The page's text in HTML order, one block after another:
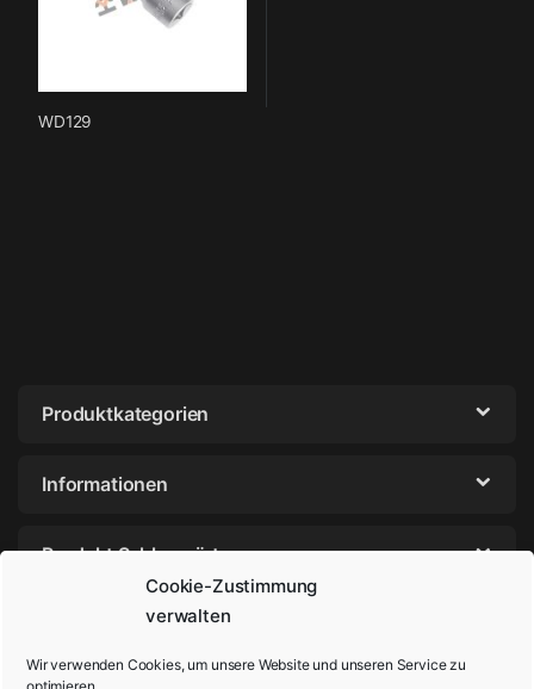
Cookie-Zustimmung
verwalten
Wir verwenden Cookies, um unsere Website und unseren Service zu
WD129
Produktkategorien
Informationen
Produkt Schlagwörter